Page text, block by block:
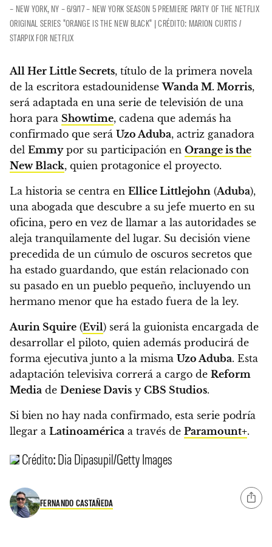
– NEW YORK, NY – 6/9/17 – NEW YORK SEASON 5 PREMIERE PARTY OF THE NETFLIX
ORIGINAL SERIES "ORANGE IS THE NEW BLACK" | CRÉDITO: MARION CURTIS /
STARPIX FOR NETFLIX
All Her Little Secrets, título de la primera novela
de la escritora estadounidenseWanda M. Morris,
será adaptada en una serie de televisión de una
hora para Showtime, cadena que además ha
confirmado que será Uzo Aduba, actriz ganadora
del Emmypor su participación en Orange is the
New Black, quien protagonice el proyecto.
La historia se centra en Ellice Littlejohn (Aduba),
una abogada que descubre a su jefe muerto en su
oficina, pero en vez de llamar a las autoridades se
aleja tranquilamente del lugar. Su decisión viene
precedida de un cúmulo de oscuros secretos que
ha estado guardando, que están relacionado con
su pasado en un pueblo pequeño, incluyendo un
hermano menor que ha estado fuera de la ley.
Aurin Squire (Evil) será la guionista encargada de
desarrollar el piloto, quien además producirá de
forma ejecutiva junto a la misma Uzo Aduba. Esta
adaptación televisiva correrá a cargo de Reform
Media de Deniese Davis y CBS Studios.
Si bien no hay nada confirmado, esta serie podría
llegar a Latinoamérica a través de Paramount+.
Crédito: Dia Dipasupil/Getty Images
FERNANDO CASTAÑEDA